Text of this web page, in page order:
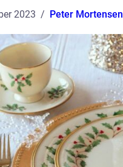
2023 Peter Mortensen